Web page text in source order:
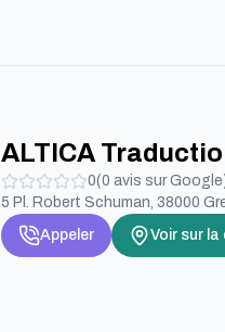
ALTICA
0(0 avis sur
5 Pl. Robert Schuman, 38000
Appeler
Voir sur